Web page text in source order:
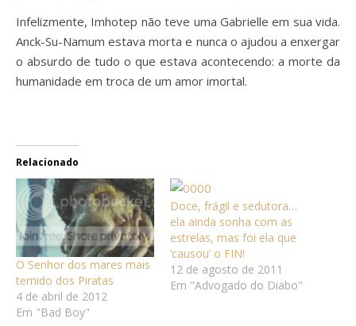
Infelizmente, Imhotep não teve uma Gabrielle em sua vida.
Anck-Su-Namum estava morta e nunca o ajudou a enxergar
o absurdo de tudo o que estava acontecendo: a morte da
humanidade em troca de um amor imortal.
Relacionado
O Senhor dos mares mais
temido dos Piratas
4 de abril de 2012
Em "Bad Boy"
Doce, frágil e sedutora…
ela ainda sonha com as
estrelas, mas foi ela que
‘causou’ o FIN!
12 de agosto de 2011
Em "Advogado do Diabo"